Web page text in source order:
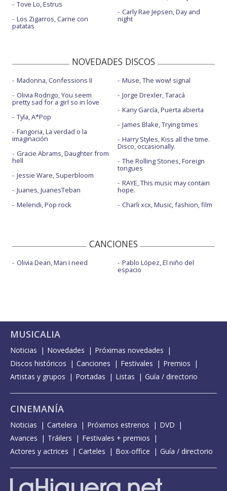
Tove Lo, Estrus
Los Zigarros, Carne con
patatas
Carly Rae Jepsen, Day and
night
NOVEDADES DISCOS
Madonna, Confessions II
Olivia Rodrigo, You seem
pretty sad for a girl so in love
Tyla, A*Pop
Fangoria, La verdad o la
imaginación
Gracie Abrams, Daughter from
hell
Jessie Ware, Superbloom
Juanes, JuanesTeban
Melendi, Pop rock
Muse, The wow! signal
Jorge Drexler, Taracá
Kany García, Puerta abierta
James Blake, Trying times
Harry Styles, Kiss all the time.
Disco, occasionally.
The Rolling Stones, Foreign
tongues
RAYE, This music may contain
hope.
Charli xcx, Music, fashion, film
CANCIONES
Olivia Dean, Man I need Pablo López, El niño del
espacio
MUSICALIA
Noticias Novedades
Próximas novedades
Discos históricos
Canciones Festivales
Premios
Artistas y grupos
Portadas Listas Guía / directorio
CINEMANÍA
Noticias Cartelera Próximos estrenos
DVD
Avances
Tráilers
Festivales + premios
Actores y actrices
Carteles Box-office Guía / directorio